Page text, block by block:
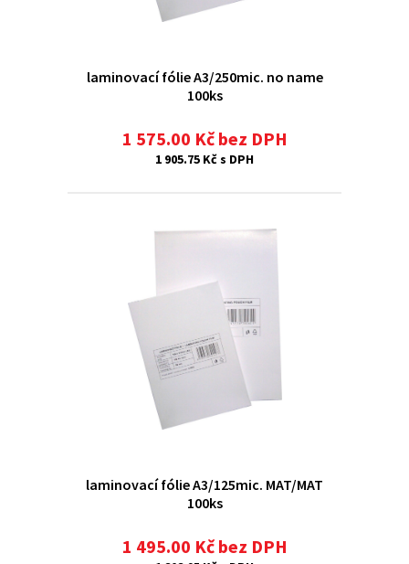
laminovací fólie A3/250mic. no name
100ks
1 575.00 Kč bez DPH
1 905.75 Kč s DPH
laminovací fólie A3/125mic. MAT/MAT
100ks
1 495.00 Kč bez DPH